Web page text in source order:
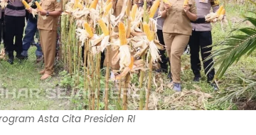
Asta Cita Presiden RI